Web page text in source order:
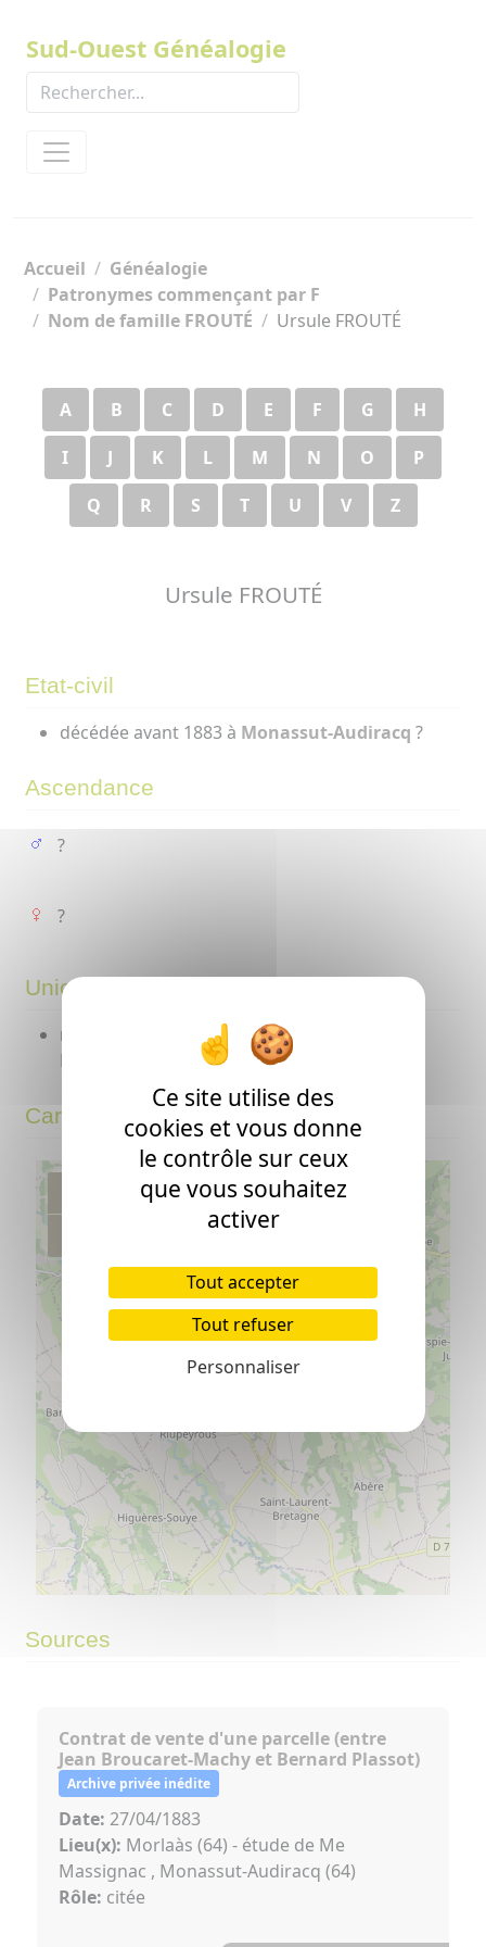
Sud-Ouest Généalogie
Accueil
Généalogie
Patronymes commençant par F
Nom de famille FROUTÉ
Ursule FROUTÉ
A B C D E F G
H
I
J K L M N O
P
Q
R S T U V Z
Ursule FROUTÉ
Etat-civil
décédée avant 1883 à Monassut-Audiracq ?
Ascendance
?
?
Unions
mariage avec Jean BROUCARET
Monassut-Audiracq ? )
Carte
Sources
Contrat de vente d'une parcelle (entre
Jean Broucaret-Machy et Bernard Plassot)
Archive privée inédite
Date: 27/04/1883
Lieu(x): Morlaàs (64) - étude de Me
Massignac , Monassut-Audiracq (64)
Rôle: citée
Ce site utilise des
cookies et vous donne
le contrôle sur ceux
que vous souhaitez
activer
Tout accepter
Tout refuser
Personnaliser